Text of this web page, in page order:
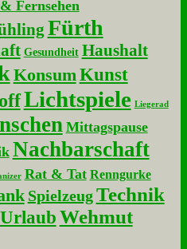
Fernsehen
Fürth
Gesundheit Haushalt
KonsumKunst
Lichtspiele Liegerad
Mittagspause
Nachbarschaft
Rat & Tat Renngurke
Spielzeug Technik
UrlaubWehmut